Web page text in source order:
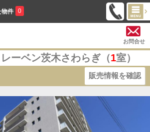
物件 0
お問合せ
ーベン茨木さわらぎ（1室）
販売情報を確認